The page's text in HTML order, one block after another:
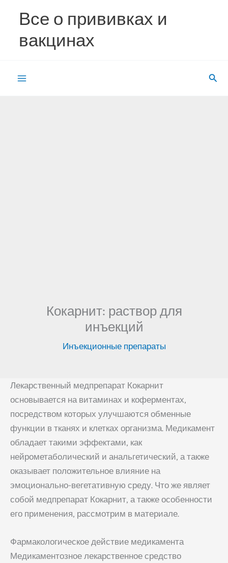
содержимому
Все о прививках и
вакцинах
Кокарнит: раствор для
инъекций
Инъекционные препараты
Лекарственный медпрепарат Кокарнит
основывается на витаминах и коферментах,
посредством которых улучшаются обменные
функции в тканях и клетках организма. Медикамент
обладает такими эффектами, как
нейрометаболический и анальгетический, а также
оказывает положительное влияние на
эмоционально-вегетативную среду. Что же являет
собой медпрепарат Кокарнит, а также особенности
его применения, рассмотрим в материале.
Фармакологическое действие медикамента
Медикаментозное лекарственное средство